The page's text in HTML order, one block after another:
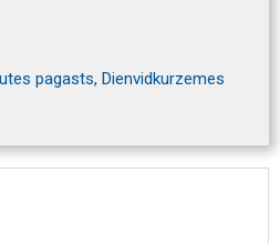
pagasts, Dienvidkurzemes